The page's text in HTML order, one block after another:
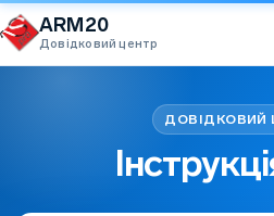
Перейти до вмісту
ARM20
Довідковий центр